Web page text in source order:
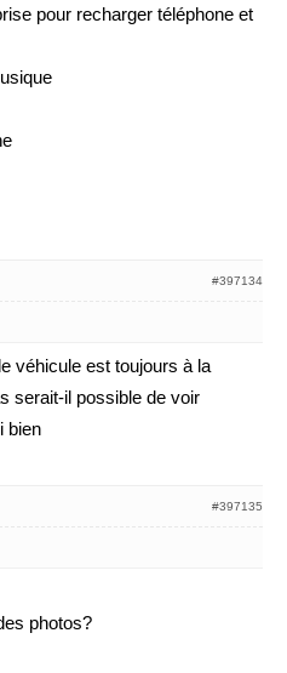
pour recharger téléphone et
#397134
véhicule est toujours à la
serait-il possible de voir
bien
#397135
photos?